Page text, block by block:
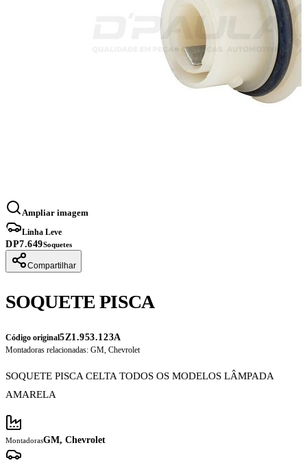
Ampliar imagem
Linha Leve
DP7.649Soquetes
Compartilhar
SOQUETE PISCA
Código original5Z1.953.123A
Montadoras relacionadas: GM, Chevrolet
SOQUETE PISCA CELTA TODOS OS MODELOS LÂMPADA
AMARELA
MontadorasGM, Chevrolet